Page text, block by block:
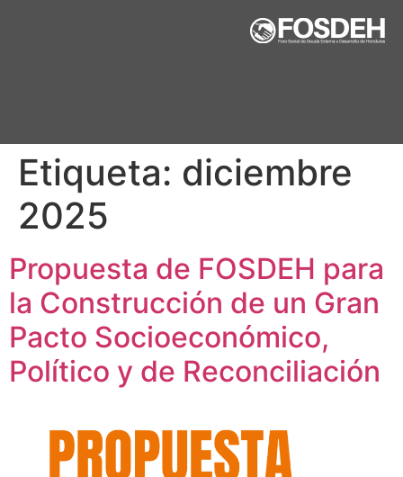
Etiqueta: diciembre
2025
Propuesta de FOSDEH para
la Construcción de un Gran
Pacto Socioeconómico,
Político y de Reconciliación